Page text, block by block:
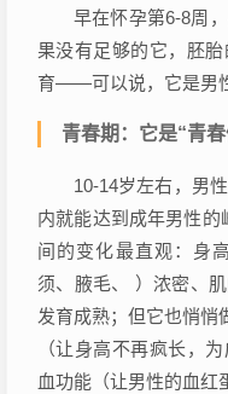
早在怀孕第6-8周
果没有足够的它，胚
育——可以说，它是男性
青春期：它是“青
10-14岁左右，男
内就能达到成年男性的
间的变化最直观：身
须、腋毛、 ）浓密、
发育成熟；但它也悄悄
（让身高不再疯长，
血功能（让男性的血红